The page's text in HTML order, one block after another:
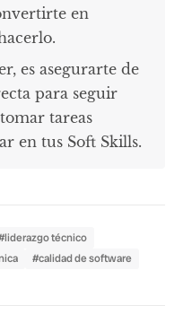
en
es asegurarte de
para seguir
tareas
en tus Soft Skills.
técnico
#calidad de software